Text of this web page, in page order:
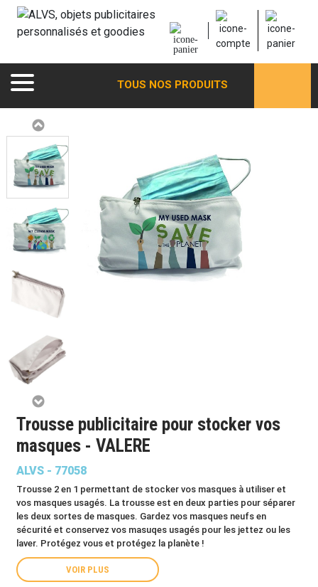
TOUS NOS PRODUITS
Trousse publicitaire pour stocker vos
masques - VALERE
ALVS - 77058
Trousse 2 en 1 permettant de stocker vos masques à utiliser et
vos masques usagés. La trousse est en deux parties pour séparer
les deux sortes de masques. Gardez vos masques neufs en
sécurité et conservez vos masuqes usagés pour les jettez ou les
laver. Protégez vous et protégez la planète !
VOIR PLUS